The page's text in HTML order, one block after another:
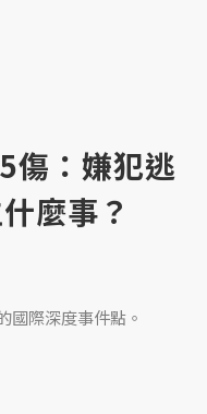
傷：嫌犯逃
麼事？
國際深度事件點。